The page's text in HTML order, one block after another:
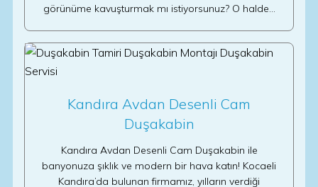
görünüme kavuşturmak mı istiyorsunuz? O halde…
Kandıra Avdan Desenli Cam
Duşakabin
Kandıra Avdan Desenli Cam Duşakabin ile
banyonuza şıklık ve modern bir hava katın! Kocaeli
Kandıra’da bulunan firmamız, yılların verdiği